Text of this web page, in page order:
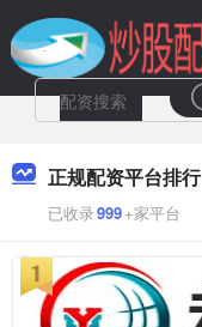
正规配资平台排行
已收录999+家平台